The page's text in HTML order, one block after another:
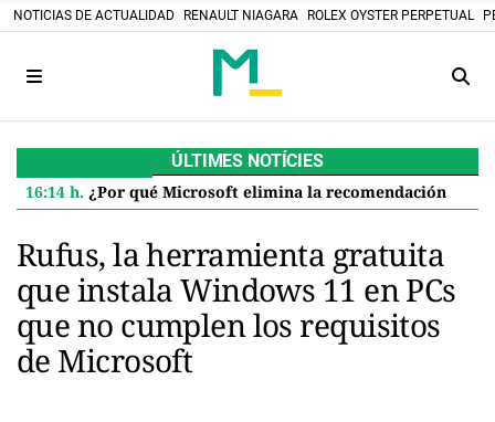
NOTICIAS DE ACTUALIDAD RENAULT NIAGARA ROLEX OYSTER PERPETUAL
ÚLTIMES NOTÍCIES
16:14 h. ¿Por qué Microsoft elimina la recomendación de 32 GB de RAM para Windows 11 y qué significa para ti
Rufus, la herramienta gratuita
que instala Windows 11 en PCs
que no cumplen los requisitos
de Microsoft